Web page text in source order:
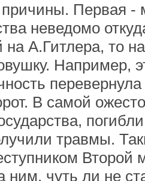
Первая -
неведомо
на А.Гитлера, то
Например,
перевернула
В самой
травмы.
ним, чуть ли не